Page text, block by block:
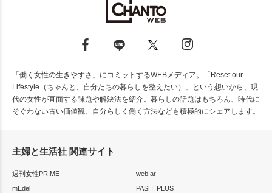
「働く女性の生きやすさ」にコミットするWEBメディア。「Reset our
Lifestyle（ちゃんと、自分たちの暮らしを整えたい）」という想いから、現
代の女性が直面する課題や解決法を紹介。暮らしの話題はもちろん、時代に
そぐわない古い価値観、自分らしく働く方法なども積極的にシェアします。
主婦と生活社 関連サイト
週刊女性PRIME
web!ar
mEdel
PASH! PLUS